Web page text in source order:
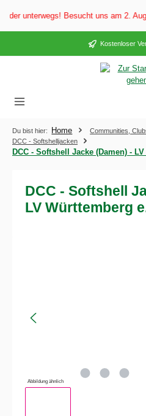
springen
unterwegs! Besucht uns am 2.
Kostenloser
Du bist hier: Home Communities,
DCC - Softshelljacken
DCC - Softshell Jacke (Damen) -
DCC - Softshell
LV Württemberg
Abbildung ähnlich